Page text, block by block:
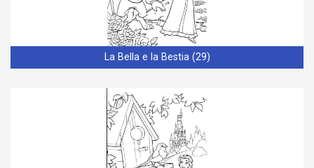
La Bella e la Bestia (29)